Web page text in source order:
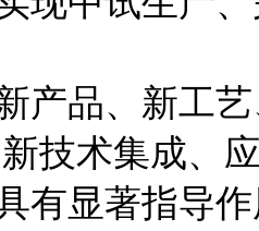
产品、新工
技术集成、
有显著指导